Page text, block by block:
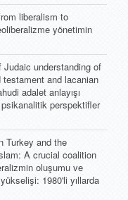
liberalism to
yönetimin
understanding of
and lacanian
adalet anlayışı
psikanalitik perspektifler
Turkey and the
A crucial coalition
oluşumu ve
1980'li yıllarda